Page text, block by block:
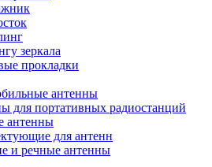
зеркала
прокладки
антенны
для портативных радиостанций
антенны
для антенн
и речные антенны